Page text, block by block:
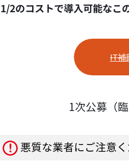
1/2のコストで導入可能なこ
IT補
1次公募（
悪質な業者にご注意く